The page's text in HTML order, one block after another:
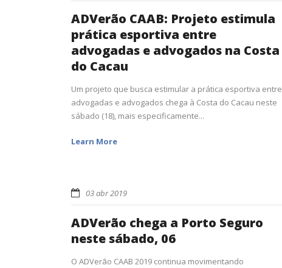
ADVerão CAAB: Projeto estimula
prática esportiva entre
advogadas e advogados na Costa
do Cacau
Um projeto que busca estimular a prática esportiva entre
advogadas e advogados chega à Costa do Cacau neste
sábado (18), mais especificamente...
Learn More
03 abr 2019
ADVerão chega a Porto Seguro
neste sábado, 06
O ADVerão CAAB 2019 continua movimentando